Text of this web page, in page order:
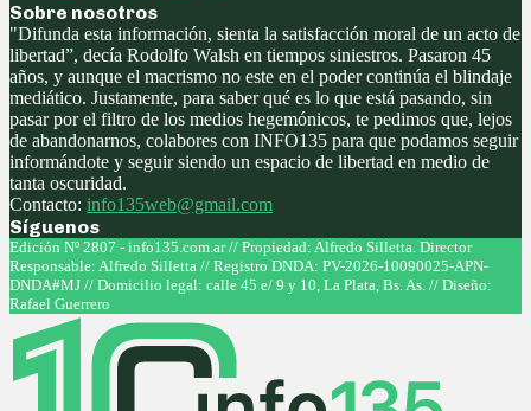
Sobre nosotros
"Difunda esta información, sienta la satisfacción moral de un acto de
libertad”, decía Rodolfo Walsh en tiempos siniestros. Pasaron 45
años, y aunque el macrismo no este en el poder continúa el blindaje
mediático. Justamente, para saber qué es lo que está pasando, sin
pasar por el filtro de los medios hegemónicos, te pedimos que, lejos
de abandonarnos, colabores con INFO135 para que podamos seguir
informándote y seguir siendo un espacio de libertad en medio de
tanta oscuridad.
Contacto: info135web@gmail.com
Síguenos
Facebook
Twitter
Instagram
Youtube
Edición Nº 2807 - info135.com.ar // Propiedad: Alfredo Silletta. Director
Responsable: Alfredo Silletta // Registro DNDA: PV-2026-10090025-APN-
DNDA#MJ // Domicilio legal: calle 45 e/ 9 y 10, La Plata, Bs. As. // Diseño:
Rafael Guerrero